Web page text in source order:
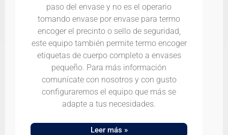
paso del envase y no es el operario
tomando envase por envase para termo
encoger el precinto o sello de seguridad,
este equipo también permite termo encoger
etiquetas de cuerpo completo a envases
pequeño. Para más información
comunícate con nosotros y con gusto
configuraremos el equipo que más se
adapte a tus necesidades.
Leer más »